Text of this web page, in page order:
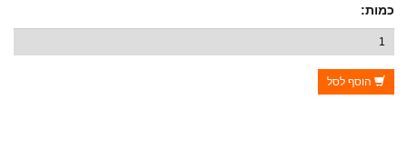
כמות:
הוסף לסל